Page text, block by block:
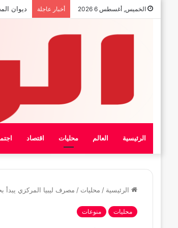
الخميس, أغسطس 6 2026 أخبار عاجلة بيان
الرئيسية العالم محليات اقتصاد
الرئيسية / محليات / مصرف ليبيا المركزي يبدأ
محليات منوعات